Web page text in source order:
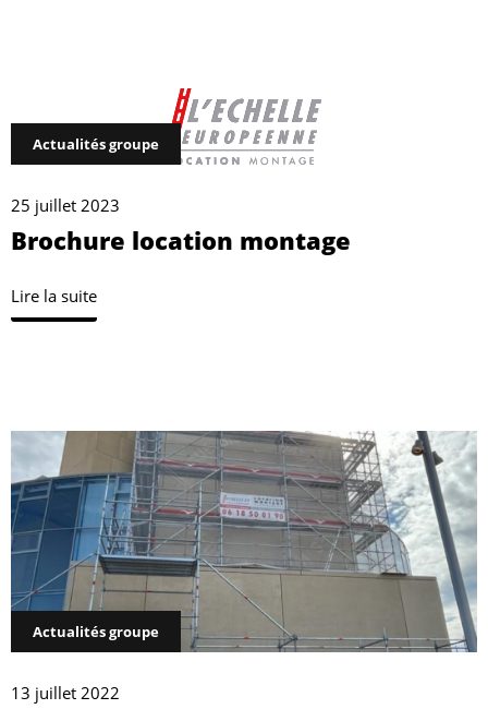
Actualités groupe
25 juillet 2023
Brochure location montage
Lire la suite
Actualités groupe
13 juillet 2022